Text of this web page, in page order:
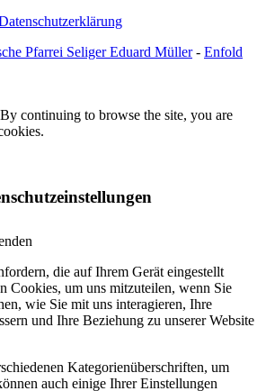
Pfarrei Seliger Eduard Müller- Enfold
continuing to browse the site, you are
die auf Ihrem Gerät eingestellt
Cookies, um uns mitzuteilen, wenn Sie
wie Sie mit uns interagieren, Ihre
und Ihre Beziehung zu unserer Website
Kategorienüberschriften, um
auch einige Ihrer Einstellungen